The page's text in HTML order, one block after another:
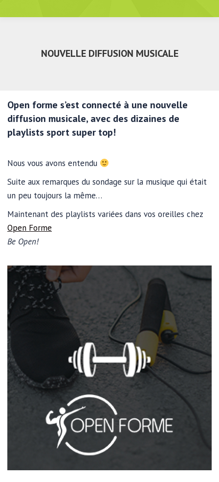
NOUVELLE DIFFUSION MUSICALE
Open forme s’est connecté à une nouvelle
diffusion musicale, avec des dizaines de
playlists sport super top!
Nous vous avons entendu
Suite aux remarques du sondage sur la musique qui était
un peu toujours la même…
Maintenant des playlists variées dans vos oreilles chez
Open Forme
Be Open!